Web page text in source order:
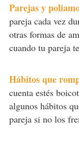
Parejas y
pareja cada vez
otras formas de
cuando tu pareja
Hábitos que
cuenta estés
algunos hábitos
pareja si no los